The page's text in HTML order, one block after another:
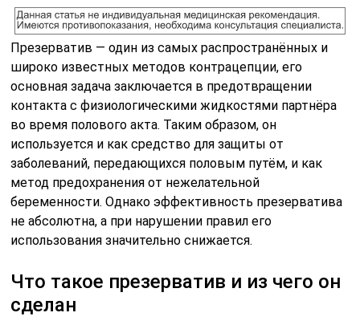
Презерватив — один из самых распространённых и
широко известных методов контрацепции, его
основная задача заключается в предотвращении
контакта с физиологическими жидкостями партнёра
во время полового акта. Таким образом, он
используется и как средство для защиты от
заболеваний, передающихся половым путём, и как
метод предохранения от нежелательной
беременности. Однако эффективность презерватива
не абсолютна, а при нарушении правил его
использования значительно снижается.
Что такое презерватив и из чего он
сделан